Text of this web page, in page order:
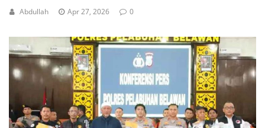
Abdullah Apr 27, 2026 0